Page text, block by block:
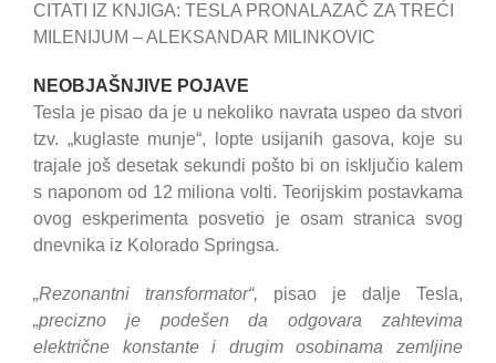
CITATI IZ KNJIGA: TESLA PRONALAZAČ ZA TREĆI
MILENIJUM – ALEKSANDAR MILINKOVIC
NEOBJAŠNJIVE POJAVE
Tesla je pisao da je u nekoliko navrata uspeo da stvori
tzv. „kuglaste munje“, lopte usijanih gasova, koje su
trajale još desetak sekundi pošto bi on isključio kalem
s naponom od 12 miliona volti. Teorijskim postavkama
ovog eskperimenta posvetio je osam stranica svog
dnevnika iz Kolorado Springsa.
„Rezonantni transformator“, pisao je dalje Tesla,
„precizno je podešen da odgovara zahtevima
električne konstante i drugim osobinama zemljine